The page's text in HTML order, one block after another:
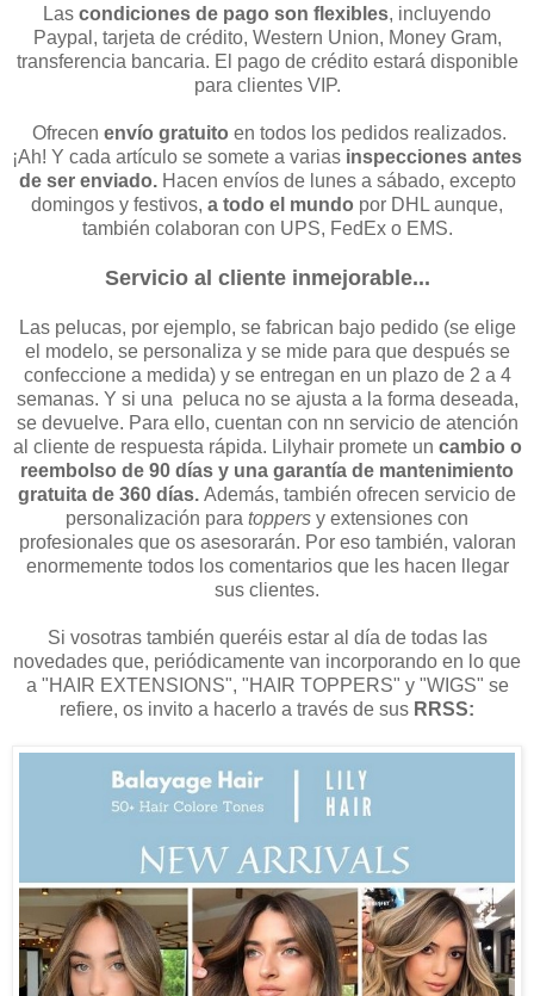
Las condiciones de pago son flexibles, incluyendo
Paypal, tarjeta de crédito, Western Union, Money Gram,
transferencia bancaria. El pago de crédito estará disponible
para clientes VIP.
Ofrecen envío gratuito en todos los pedidos realizados.
¡Ah! Y cada artículo se somete a varias inspecciones antes
de ser enviado. Hacen envíos de lunes a sábado, excepto
domingos y festivos, a todo el mundo por DHL aunque,
también colaboran con UPS, FedEx o EMS.
Servicio al cliente inmejorable...
Las pelucas, por ejemplo, se fabrican bajo pedido (se elige
el modelo, se personaliza y se mide para que después se
confeccione a medida) y se entregan en un plazo de 2 a 4
semanas. Y si una peluca no se ajusta a la forma deseada,
se devuelve. Para ello, cuentan con nn servicio de atención
al cliente de respuesta rápida. Lilyhair promete un cambio o
reembolso de 90 días y una garantía de mantenimiento
gratuita de 360 ​​días. Además, también ofrecen servicio de
personalización para toppers y extensiones con
profesionales que os asesorarán. Por eso también, valoran
enormemente todos los comentarios que les hacen llegar
sus clientes.
Si vosotras también queréis estar al día de todas las
novedades que, periódicamente van incorporando en lo que
a "HAIR EXTENSIONS", "HAIR TOPPERS" y "WIGS" se
refiere, os invito a hacerlo a través de sus RRSS: